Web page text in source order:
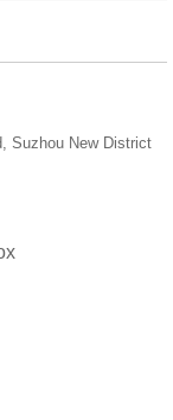
Suzhou New District